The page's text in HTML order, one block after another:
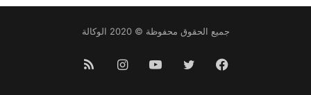
جميع الحقوق محفوظة © 2020 الوكالة
فيسبوك تويتر يوتيوب انستقرام